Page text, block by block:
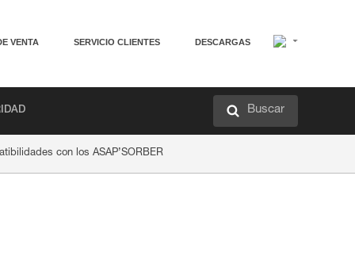
VENTA SERVICIO CLIENTES DESCARGAS
Buscar
con los ASAP’SORBER